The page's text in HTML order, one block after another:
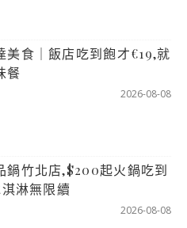
美食｜飯店吃到飽才€19,就
餐
2026-08-08
鍋竹北店,$200起火鍋吃到
淋無限續
2026-08-08